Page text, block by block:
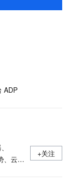
ADP
、云原
+关注